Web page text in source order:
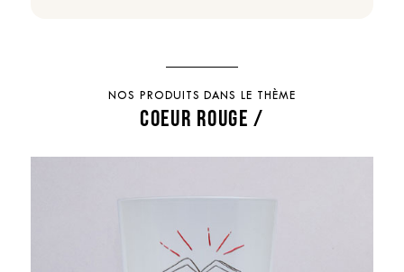
NOS PRODUITS DANS LE THÈME
COEUR ROUGE /